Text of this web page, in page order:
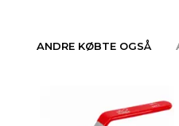
ANDRE KØBTE OGSÅ